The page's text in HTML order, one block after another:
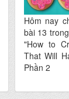
Hôm nay
bài 13
"How to
That Will
Phần 2